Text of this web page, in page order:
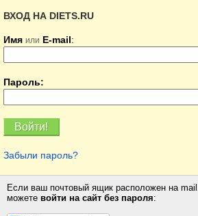
ВХОД НА DIETS.RU
Имя или E-mail:
Пароль:
Забыли пароль?
Если ваш почтовый ящик расположен на
можете войти на сайт без пароля: